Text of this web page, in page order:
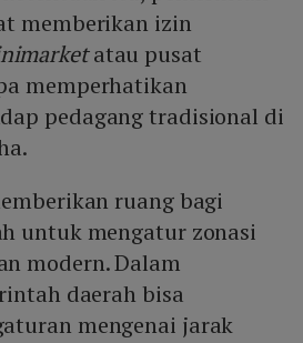
memberikan izin
atau pusat
memperhatikan
pedagang tradisional di
ruang bagi
untuk mengatur zonasi
modern. Dalam
daerah bisa
mengenai jarak